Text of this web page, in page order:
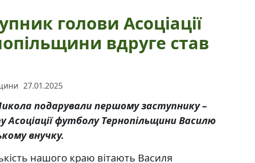
голови Асоціації
вдруге став
27.01.2025
подарували першому заступнику –
Асоціації футболу Тернопільщини Василю
внучку.
нашого краю вітають Василя